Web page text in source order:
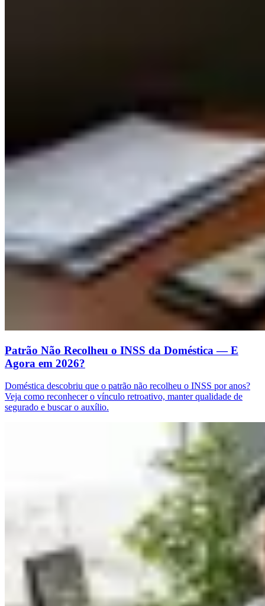
Patrão Não Recolheu o INSS da Doméstica — E
Agora em 2026?
Doméstica descobriu que o patrão não recolheu o INSS por anos?
Veja como reconhecer o vínculo retroativo, manter qualidade de
segurado e buscar o auxílio.